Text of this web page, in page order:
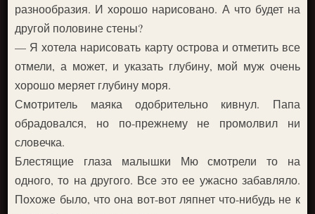
разнообразия. И хорошо нарисовано. А что будет на
другой половине стены?
— Я хотела нарисовать карту острова и отметить все
отмели, а может, и указать глубину, мой муж очень
хорошо меряет глубину моря.
Смотритель маяка одобрительно кивнул. Папа
обрадовался, но по-прежнему не промолвил ни
словечка.
Блестящие глаза малышки Мю смотрели то на
одного, то на другого. Все это ее ужасно забавляло.
Похоже было, что она вот-вот ляпнет что-нибудь не к